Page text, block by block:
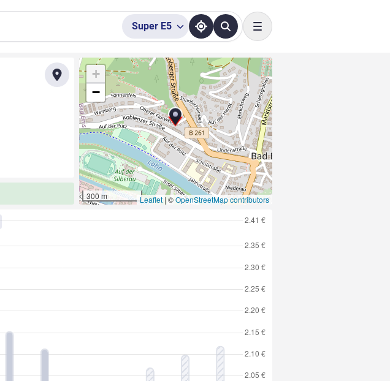
Super E5
Toggle navigation
+
−
300 m Leaflet | ©OpenStreetMap contributors